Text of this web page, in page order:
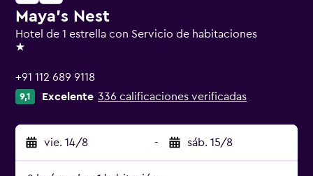
Maya's Nest
Hotel de 1 estrella con Servicio de habitaciones
1 estrella
+91 112 689 9118
9,1 Excelente 336 calificaciones verificadas
vie. 14/8 - sáb. 15/8